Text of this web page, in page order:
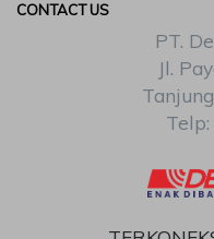
CONTACT US
PT.
Jl.